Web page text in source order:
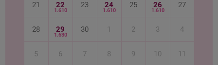
21 22
1.610
23 24
1.610
25 26
1.610
27
28 29
1.630
30 1 2 3 4
5 6 7 8 9 10 11